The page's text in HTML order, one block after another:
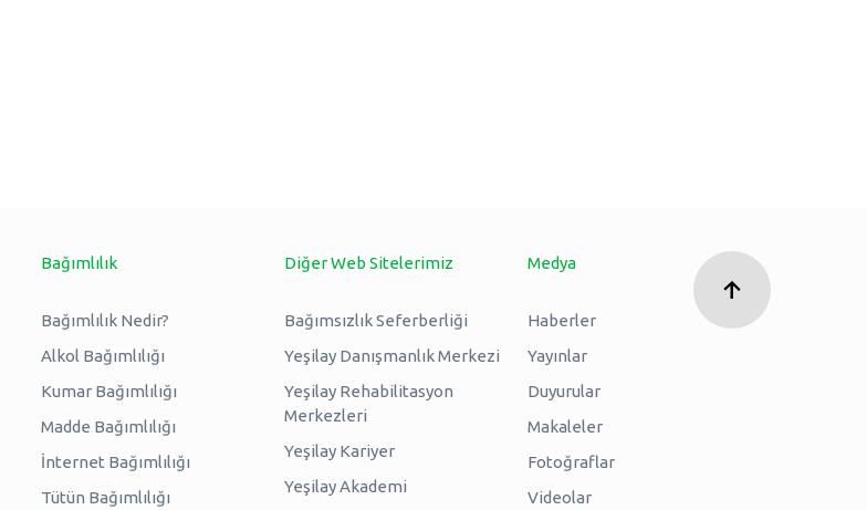
Bağımlılık
Bağımlılık Nedir?
Alkol Bağımlılığı
Kumar Bağımlılığı
Madde Bağımlılığı
İnternet Bağımlılığı
Tütün Bağımlılığı
Diğer Web Sitelerimiz
Bağımsızlık Seferberliği
Yeşilay Danışmanlık Merkezi
Yeşilay Rehabilitasyon
Merkezleri
Yeşilay Kariyer
Yeşilay Akademi
Medya
Haberler
Yayınlar
Duyurular
Makaleler
Fotoğraflar
Videolar